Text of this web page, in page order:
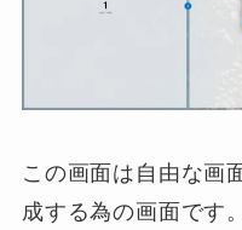
この画面は自由な画
成する為の画面です。